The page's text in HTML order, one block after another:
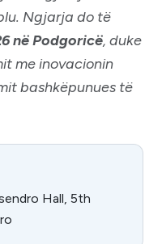
Ngjarja do të
në Podgoricë, duke
me inovacionin
bashkëpunues të
Hall, 5th